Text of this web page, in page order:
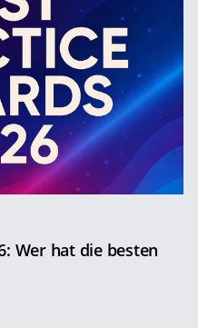
Wer hat die besten